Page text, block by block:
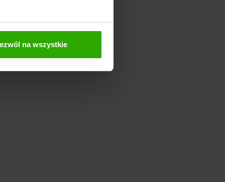
na wszystkie